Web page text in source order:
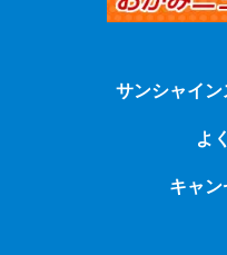
サンシャイ
よ
キャン